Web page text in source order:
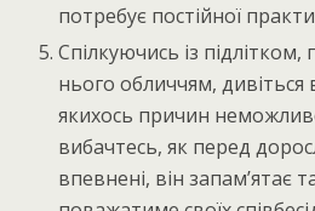
потребує постійної
Спілкуючись із підлітком,
нього обличчям, дивіться
якихось причин
вибачтесь, як перед
впевнені, він запам’ятає